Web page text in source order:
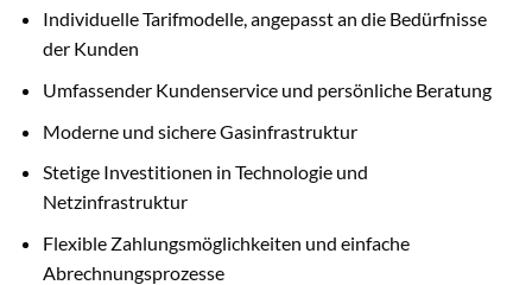
Individuelle Tarifmodelle, angepasst an die Bedürfnisse
der Kunden
Umfassender Kundenservice und persönliche Beratung
Moderne und sichere Gasinfrastruktur
Stetige Investitionen in Technologie und
Netzinfrastruktur
Flexible Zahlungsmöglichkeiten und einfache
Abrechnungsprozesse